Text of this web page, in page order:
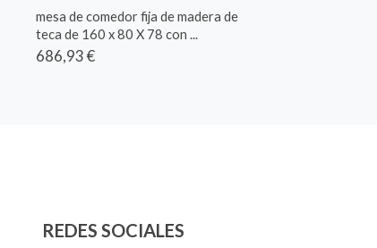
mesa de comedor fija de madera de
teca de 160 x 80 X 78 con ...
686,93 €
REDES SOCIALES